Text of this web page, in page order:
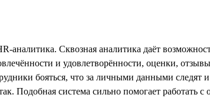
аналитика. Сквозная аналитика даёт
и удовлетворённости, оценки,
бояться, что за личными данными
Подобная система сильно помогает работать